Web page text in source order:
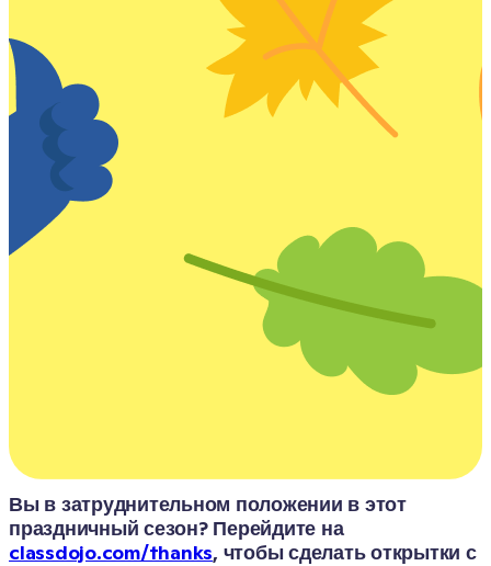
Вы в затруднительном положении в этот
праздничный сезон? Перейдите на
classdojo.com/thanks, чтобы сделать открытки с